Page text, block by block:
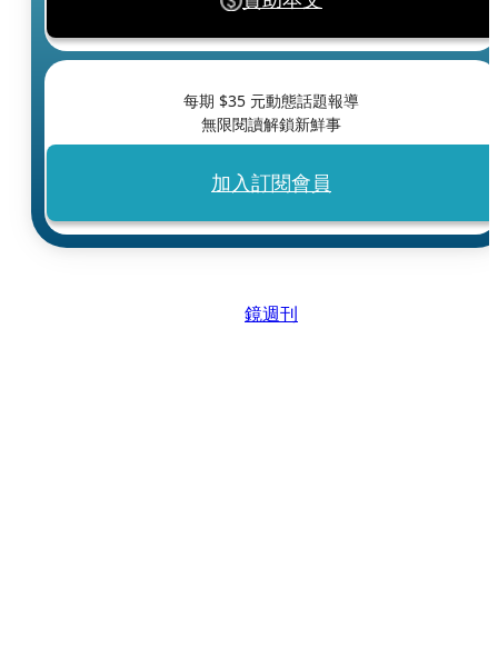
每期 $35 元動態話題報導
無限閱讀解鎖新鮮事
加入訂閱會員
鏡週刊